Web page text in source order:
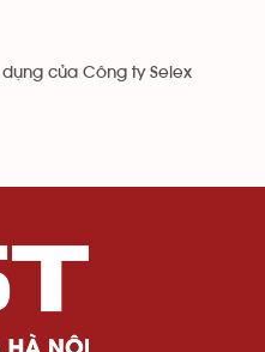
dụng của Công ty Selex